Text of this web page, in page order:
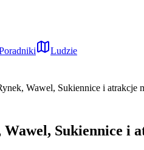
Ludzie
Wawel, Sukiennice i atrakcje
Sukiennice i